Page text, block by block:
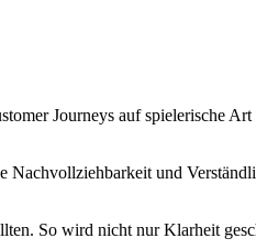
Journeys auf spielerische Art
und
So wird nicht nur Klarheit